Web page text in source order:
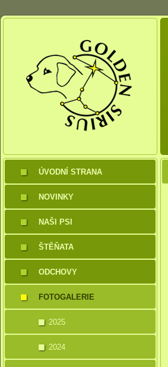
ÚVODNÍ STRANA
NOVINKY
NAŠI PSI
ŠTĚŇATA
ODCHOVY
FOTOGALERIE
2025
2024